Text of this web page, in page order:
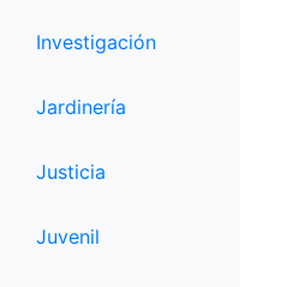
Investigación
Jardinería
Justicia
Juvenil